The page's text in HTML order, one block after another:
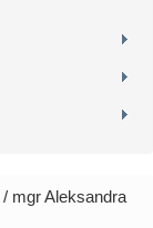
/ mgr Aleksandra